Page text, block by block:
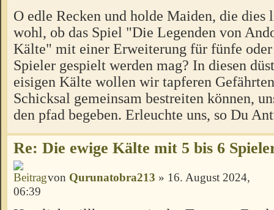
O edle Recken und holde Maiden, die dies
wohl, ob das Spiel "Die Legenden von
Kälte" mit einer Erweiterung für fünfe oder
Spieler gespielt werden mag? In diesen
eisigen Kälte wollen wir tapferen
Schicksal gemeinsam bestreiten können,
den pfad begeben. Erleuchte uns, so Du
Re: Die ewige Kälte mit 5 bis 6
von Qurunatobra213 » 16. August 2024,
06:39